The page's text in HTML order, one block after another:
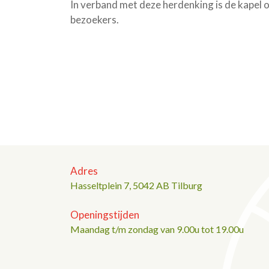
In verband met deze herdenking is de
bezoekers.
Adres
Hasseltplein 7, 5042 AB Tilburg
Openingstijden
Maandag t/m zondag van 9.00u tot 19.00u